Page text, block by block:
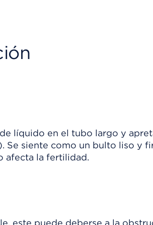
líquido en el tubo largo y
Se siente como un bulto liso y
afecta la fertilidad.
este puede deberse a la